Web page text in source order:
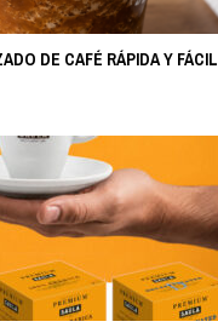
DE CAFÉ RÁPIDA Y FÁCIL